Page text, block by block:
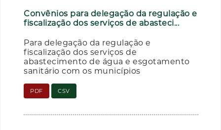
Convênios para delegação da regulação e
fiscalização dos serviços de abasteci...
Para delegação da regulação e
fiscalização dos serviços de
abastecimento de água e esgotamento
sanitário com os municípios
PDF CSV